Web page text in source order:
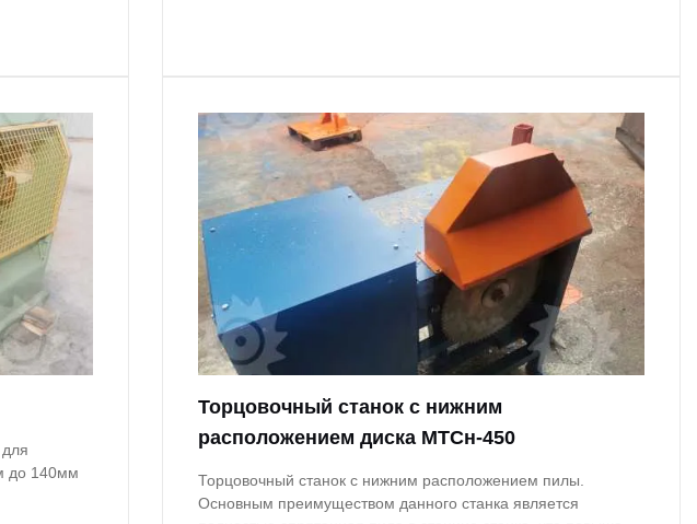
до 140мм
Торцовочный станок с нижним
расположением диска МТСн-450
Торцовочный станок с нижним расположением пилы.
Основным преимуществом данного станка является